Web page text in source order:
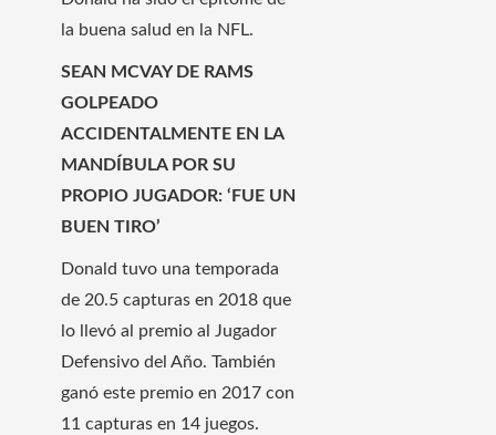
la buena salud en la NFL.
SEAN MCVAY DE RAMS
GOLPEADO
ACCIDENTALMENTE EN LA
MANDÍBULA POR SU
PROPIO JUGADOR: ‘FUE UN
BUEN TIRO’
Donald tuvo una temporada
de 20.5 capturas en 2018 que
lo llevó al premio al Jugador
Defensivo del Año. También
ganó este premio en 2017 con
11 capturas en 14 juegos.